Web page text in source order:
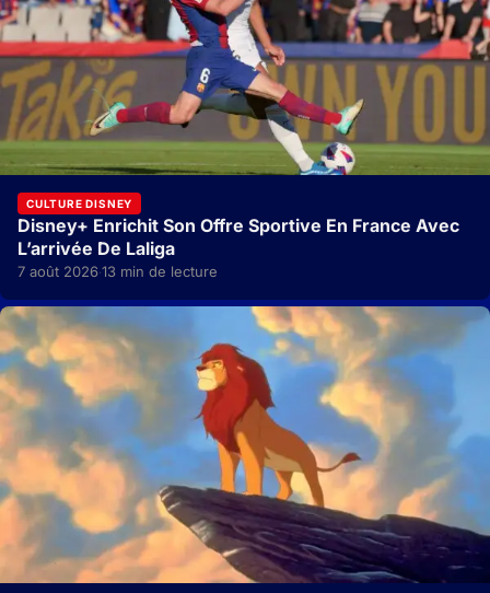
CULTURE DISNEY
Disney+ Enrichit Son Offre Sportive En France Avec
L’arrivée De Laliga
7 août 2026·13 min de lecture